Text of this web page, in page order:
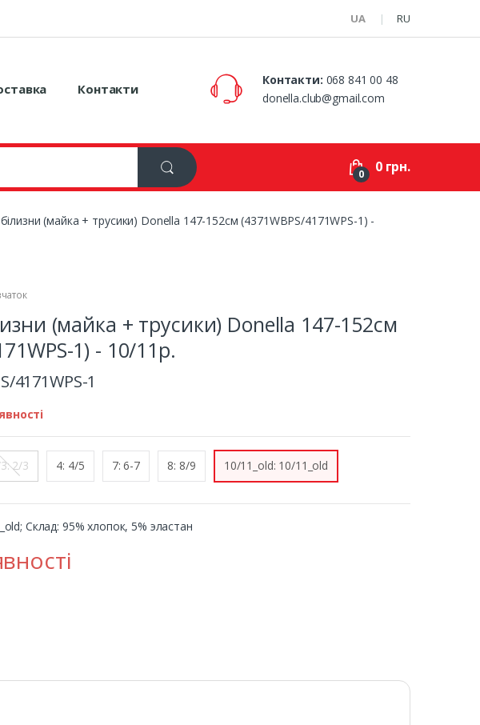
UA RU
Контакти
Контакти: 068 841 00 48
donella.club@gmail.com
0 0 грн.
(майка + трусики) Donella 147-152см (4371WBPS/4171WPS-1) -
(майка + трусики) Donella 147-152см
1) - 10/11р.
4171WPS-1
2/3 4: 4/5 7: 6-7 8: 8/9 10/11_old: 10/11_old
Cклад: 95% хлопок, 5% эластан